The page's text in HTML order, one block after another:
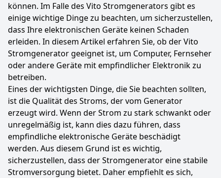
können. Im Falle des Vito Stromgenerators gibt es
einige wichtige Dinge zu beachten, um sicherzustellen,
dass Ihre elektronischen Geräte keinen Schaden
erleiden. In diesem Artikel erfahren Sie, ob der Vito
Stromgenerator geeignet ist, um Computer, Fernseher
oder andere Geräte mit empfindlicher Elektronik zu
betreiben.
Eines der wichtigsten Dinge, die Sie beachten sollten,
ist die Qualität des Stroms, der vom Generator
erzeugt wird. Wenn der Strom zu stark schwankt oder
unregelmäßig ist, kann dies dazu führen, dass
empfindliche elektronische Geräte beschädigt
werden. Aus diesem Grund ist es wichtig,
sicherzustellen, dass der Stromgenerator eine stabile
Stromversorgung bietet. Daher empfiehlt es sich,